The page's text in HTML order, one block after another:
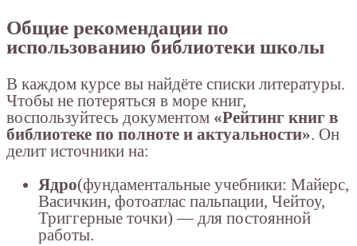
Общие рекомендации по
использованию библиотеки школы
В каждом курсе вы найдёте списки литературы.
Чтобы не потеряться в море книг,
воспользуйтесь документом «Рейтинг книг в
библиотеке по полноте и актуальности». Он
делит источники на:
Ядро(фундаментальные учебники: Майерс,
Васичкин, фотоатлас пальпации, Чейтоу,
Триггерные точки) — для постоянной
работы.